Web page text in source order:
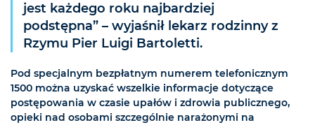
jest każdego roku najbardziej
podstępna” – wyjaśnił lekarz rodzinny z
Rzymu Pier Luigi Bartoletti.
Pod specjalnym bezpłatnym numerem telefonicznym
1500 można uzyskać wszelkie informacje dotyczące
postępowania w czasie upałów i zdrowia publicznego,
opieki nad osobami szczególnie narażonymi na